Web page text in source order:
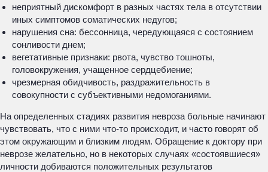
неприятный дискомфорт в разных частях тела в отсутствии
иных симптомов соматических недугов;
нарушения сна: бессонница, чередующаяся с состоянием
сонливости днем;
вегетативные признаки: рвота, чувство тошноты,
головокружения, учащенное сердцебиение;
чрезмерная обидчивость, раздражительность в
совокупности с субъективными недомоганиями.
На определенных стадиях развития невроза больные начинают
чувствовать, что с ними что-то происходит, и часто говорят об
этом окружающим и близким людям. Обращение к доктору при
неврозе желательно, но в некоторых случаях «состоявшиеся»
личности добиваются положительных результатов